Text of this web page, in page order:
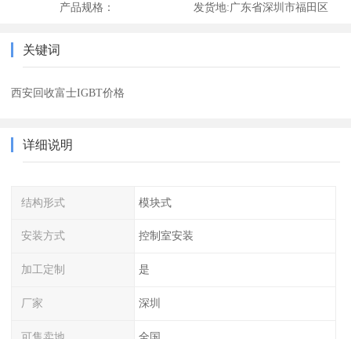
产品规格： 发货地:广东省深圳市福田区
关键词
西安回收富士IGBT价格
详细说明
结构形式 模块式
安装方式 控制室安装
加工定制 是
厂家 深圳